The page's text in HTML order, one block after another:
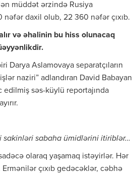
müddət ərzində Rusiya
nəfər daxil olub, 22 360 nəfər çıxıb.
və əhalinin bu hiss olunacaq
Darya Aslamovaya separatçıların
naziri” adlandıran David Babayan
səs-küylü reportajında
sakinləri sabaha ümidlərini itiriblər…
olaraq yaşamaq istəyirlər. Hər
çıxıb gedəcəklər, cəbhə